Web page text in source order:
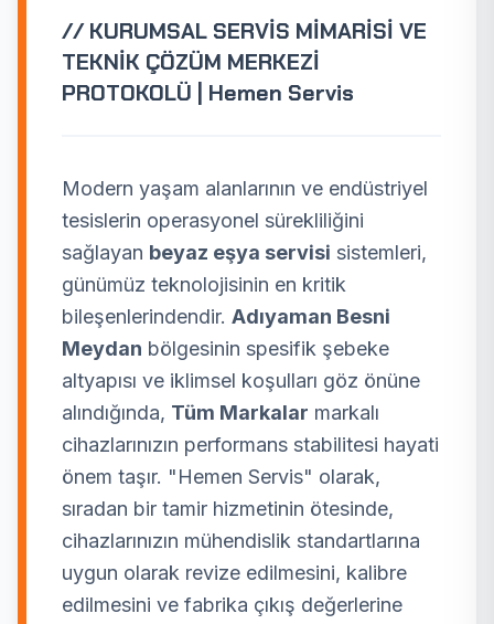
// KURUMSAL SERVİS MİMARİSİ VE
TEKNİK ÇÖZÜM MERKEZİ
PROTOKOLÜ | Hemen Servis
Modern yaşam alanlarının ve endüstriyel
tesislerin operasyonel sürekliliğini
sağlayan beyaz eşya servisi sistemleri,
günümüz teknolojisinin en kritik
bileşenlerindendir. Adıyaman Besni
Meydan bölgesinin spesifik şebeke
altyapısı ve iklimsel koşulları göz önüne
alındığında, Tüm Markalar markalı
cihazlarınızın performans stabilitesi hayati
önem taşır. "Hemen Servis" olarak,
sıradan bir tamir hizmetinin ötesinde,
cihazlarınızın mühendislik standartlarına
uygun olarak revize edilmesini, kalibre
edilmesini ve fabrika çıkış değerlerine